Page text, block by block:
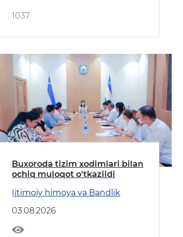
1037
Buxoroda tizim xodimlari bilan
ochiq muloqot o'tkazildi
Ijtimoiy himoya va Bandlik
03.08.2026